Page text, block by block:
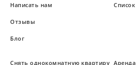
Написать нам
Отзывы
Блог
Снять однокомнатную квартиру